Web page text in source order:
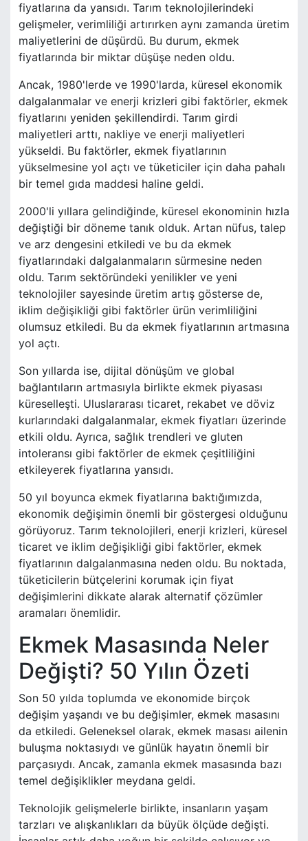
fiyatlarına da yansıdı. Tarım teknolojilerindeki
gelişmeler, verimliliği artırırken aynı zamanda üretim
maliyetlerini de düşürdü. Bu durum, ekmek
fiyatlarında bir miktar düşüşe neden oldu.
Ancak, 1980'lerde ve 1990'larda, küresel ekonomik
dalgalanmalar ve enerji krizleri gibi faktörler, ekmek
fiyatlarını yeniden şekillendirdi. Tarım girdi
maliyetleri arttı, nakliye ve enerji maliyetleri
yükseldi. Bu faktörler, ekmek fiyatlarının
yükselmesine yol açtı ve tüketiciler için daha pahalı
bir temel gıda maddesi haline geldi.
2000'li yıllara gelindiğinde, küresel ekonominin hızla
değiştiği bir döneme tanık olduk. Artan nüfus, talep
ve arz dengesini etkiledi ve bu da ekmek
fiyatlarındaki dalgalanmaların sürmesine neden
oldu. Tarım sektöründeki yenilikler ve yeni
teknolojiler sayesinde üretim artış gösterse de,
iklim değişikliği gibi faktörler ürün verimliliğini
olumsuz etkiledi. Bu da ekmek fiyatlarının artmasına
yol açtı.
Son yıllarda ise, dijital dönüşüm ve global
bağlantıların artmasıyla birlikte ekmek piyasası
küreselleşti. Uluslararası ticaret, rekabet ve döviz
kurlarındaki dalgalanmalar, ekmek fiyatları üzerinde
etkili oldu. Ayrıca, sağlık trendleri ve gluten
intoleransı gibi faktörler de ekmek çeşitliliğini
etkileyerek fiyatlarına yansıdı.
50 yıl boyunca ekmek fiyatlarına baktığımızda,
ekonomik değişimin önemli bir göstergesi olduğunu
görüyoruz. Tarım teknolojileri, enerji krizleri, küresel
ticaret ve iklim değişikliği gibi faktörler, ekmek
fiyatlarının dalgalanmasına neden oldu. Bu noktada,
tüketicilerin bütçelerini korumak için fiyat
değişimlerini dikkate alarak alternatif çözümler
aramaları önemlidir.
Ekmek Masasında Neler
Değişti? 50 Yılın Özeti
Son 50 yılda toplumda ve ekonomide birçok
değişim yaşandı ve bu değişimler, ekmek masasını
da etkiledi. Geleneksel olarak, ekmek masası ailenin
buluşma noktasıydı ve günlük hayatın önemli bir
parçasıydı. Ancak, zamanla ekmek masasında bazı
temel değişiklikler meydana geldi.
Teknolojik gelişmelerle birlikte, insanların yaşam
tarzları ve alışkanlıkları da büyük ölçüde değişti.